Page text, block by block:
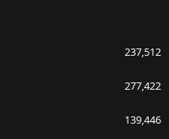
237,512
277,422
139,446